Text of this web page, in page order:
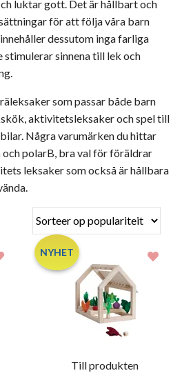
luktar gott. Det är hållbart och
för att följa våra barn
dessutom inga farliga
sinnena till lek och
som passar både barn
aktivitetsleksaker och spel till
Några varumärken du hittar
och polarB, bra val för föräldrar
leksaker som också är hållbara
NYHET
Till produkten